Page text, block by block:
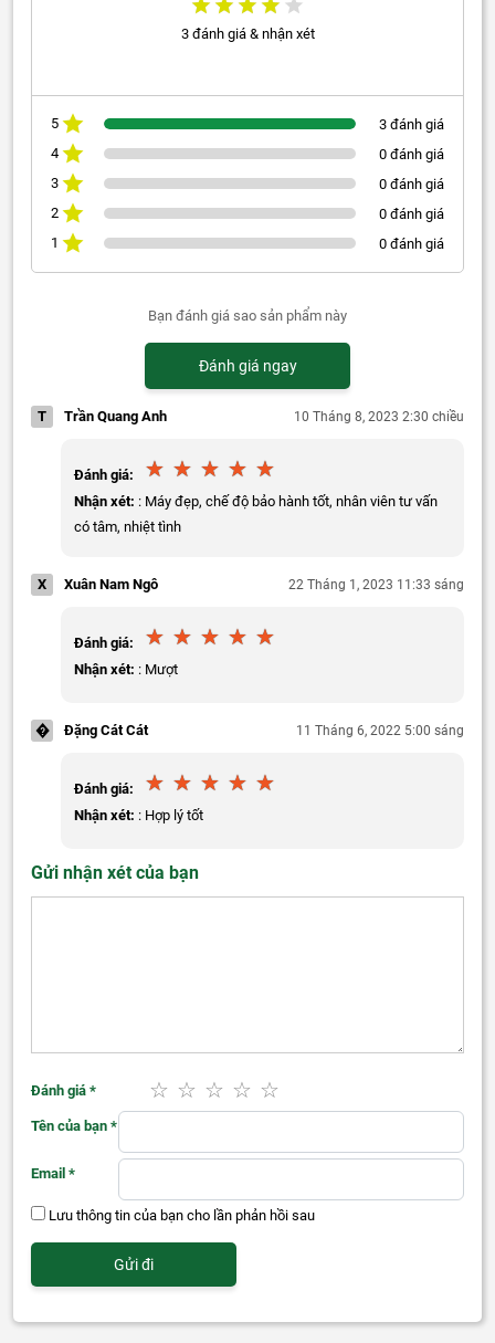
3 đánh giá & nhận xét
5
3 đánh giá
4
0 đánh giá
3
0 đánh giá
2
0 đánh giá
1
0 đánh giá
Bạn đánh giá sao sản phẩm này
Đánh giá ngay
T Trần Quang Anh 10 Tháng 8, 2023 2:30 chiều
Đánh giá:
Nhận xét: : Máy đẹp, chế độ bảo hành tốt, nhân viên tư vấn
có tâm, nhiệt tình
X Xuân Nam Ngô 22 Tháng 1, 2023 11:33 sáng
Đánh giá:
Nhận xét: : Mượt
� Đặng Cát Cát 11 Tháng 6, 2022 5:00 sáng
Đánh giá:
Nhận xét: : Hợp lý tốt
Gửi nhận xét của bạn
Đánh giá *
Tên của bạn *
Email *
Lưu thông tin của bạn cho lần phản hồi sau